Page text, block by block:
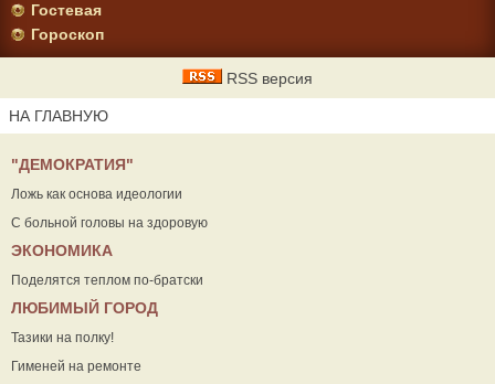
Гостевая
Гороскоп
RSS версия
НА ГЛАВНУЮ
"ДЕМОКРАТИЯ"
Ложь как основа идеологии
С больной головы на здоровую
ЭКОНОМИКА
Поделятся теплом по-братски
ЛЮБИМЫЙ ГОРОД
Тазики на полку!
Гименей на ремонте